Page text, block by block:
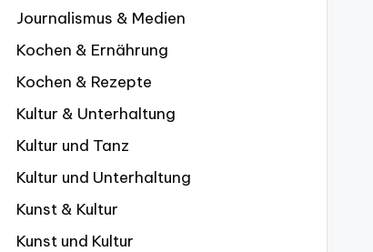
Journalismus & Medien
Kochen & Ernährung
Kochen & Rezepte
Kultur & Unterhaltung
Kultur und Tanz
Kultur und Unterhaltung
Kunst & Kultur
Kunst und Kultur